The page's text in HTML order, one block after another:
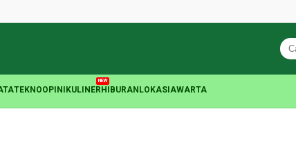
TEKNOOPINI KULINER
NEW
HIBURAN LOKASIAWARTA